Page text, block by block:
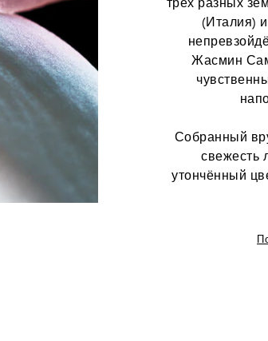
трёх разных
(Италия)
Жасмин
Собранный
свежесть
утончённый